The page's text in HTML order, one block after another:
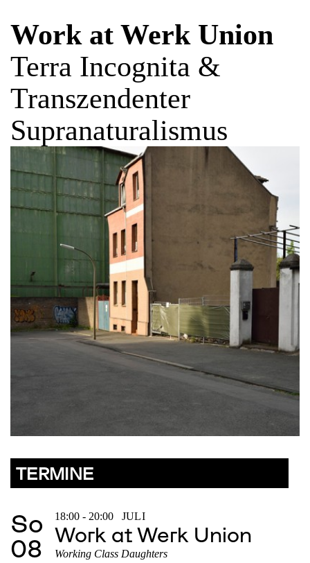
Work at Werk Union
Terra Incognita &
Transzendenter
Supranaturalismus
TERMINE
So
08
18:00 - 20:00 JULI
Work at Werk Union
Working Class Daughters